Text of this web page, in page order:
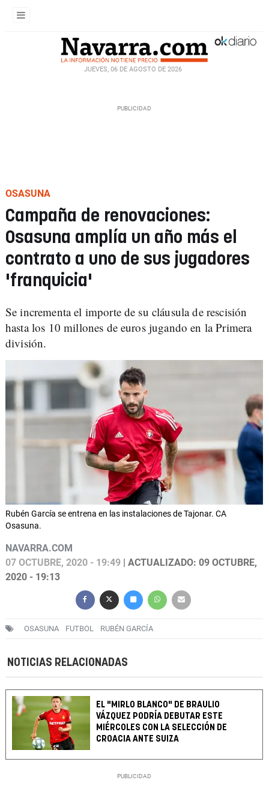
JUEVES, 06 DE AGOSTO DE 2026
OSASUNA
Campaña de renovaciones:
Osasuna amplía un año más el
contrato a uno de sus jugadores
'franquicia'
Se incrementa el importe de su cláusula de rescisión
hasta los 10 millones de euros jugando en la Primera
división.
Rubén García se entrena en las instalaciones de Tajonar. CA
Osasuna.
NAVARRA.COM
07 OCTUBRE, 2020 - 19:49 | ACTUALIZADO: 09 OCTUBRE,
2020 - 19:13
OSASUNA FUTBOL RUBÉN GARCÍA
NOTICIAS RELACIONADAS
EL "MIRLO BLANCO" DE BRAULIO
VÁZQUEZ PODRÍA DEBUTAR ESTE
MIÉRCOLES CON LA SELECCIÓN DE
CROACIA ANTE SUIZA